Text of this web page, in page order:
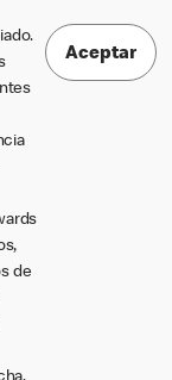
de
Aceptar